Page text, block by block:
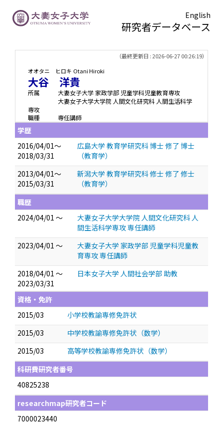
English
研究者データベース
（最終更新日 : 2026-06-27 00:26:19）
オオタニ ヒロキ Otani Hiroki
大谷 洋貴
所属
大妻女子大学 家政学部 児童学科児童教育専攻
大妻女子大学大学院 人間文化研究科 人間生活科学
専攻
職種
専任講師
学歴
2016/04/01～
2018/03/31
広島大学 教育学研究科 博士 修了 博士
（教育学）
2013/04/01～
2015/03/31
新潟大学 教育学研究科 修士 修了 修士
（教育学）
職歴
2024/04/01 ～
大妻女子大学大学院 人間文化研究科 人
間生活科学専攻 専任講師
2023/04/01 ～
大妻女子大学 家政学部 児童学科児童教
育専攻 専任講師
2018/04/01 ～
2023/03/31
日本女子大学 人間社会学部 助教
資格・免許
2015/03
小学校教諭専修免許状
2015/03
中学校教諭専修免許状（数学）
2015/03
高等学校教諭専修免許状（数学）
科研費研究者番号
40825238
researchmap研究者コード
7000023440